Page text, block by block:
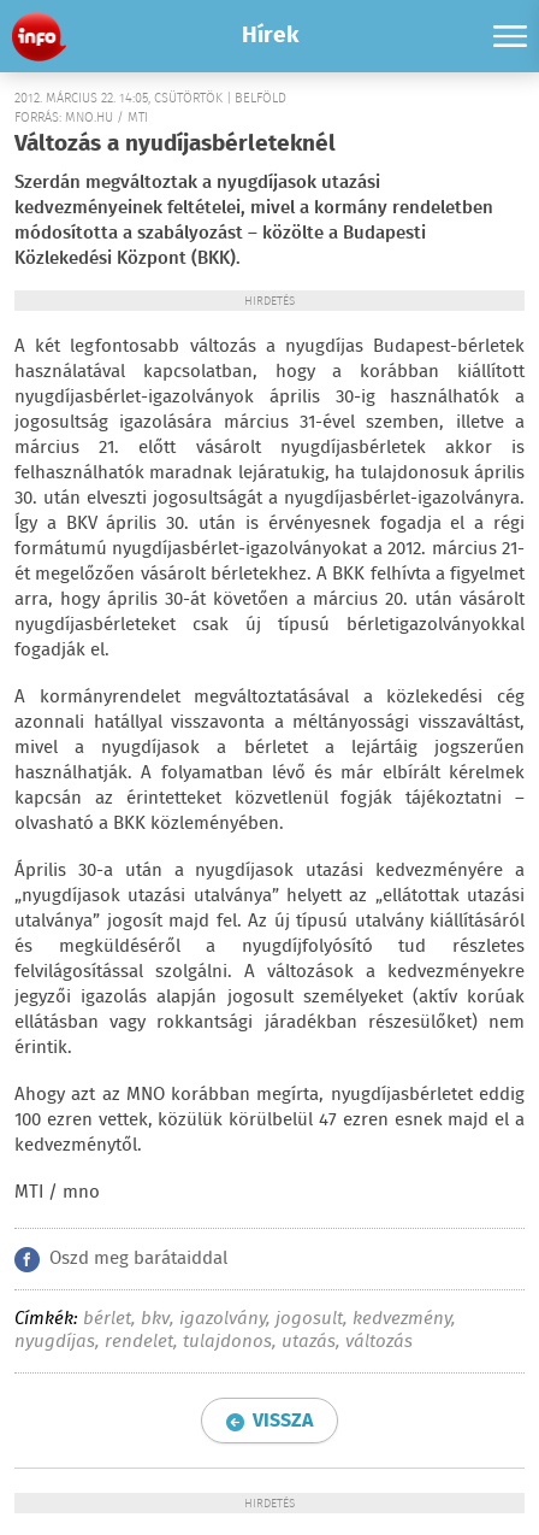
Hírek
2012. MÁRCIUS 22. 14:05, CSÜTÖRTÖK | BELFÖLD
FORRÁS: MNO.HU / MTI
Változás a nyudíjasbérleteknél
Szerdán megváltoztak a nyugdíjasok utazási
kedvezményeinek feltételei, mivel a kormány rendeletben
módosította a szabályozást – közölte a Budapesti
Közlekedési Központ (BKK).
HIRDETÉS
A két legfontosabb változás a nyugdíjas Budapest-bérletek
használatával kapcsolatban, hogy a korábban kiállított
nyugdíjasbérlet-igazolványok április 30-ig használhatók a
jogosultság igazolására március 31-ével szemben, illetve a
március 21. előtt vásárolt nyugdíjasbérletek akkor is
felhasználhatók maradnak lejáratukig, ha tulajdonosuk április
30. után elveszti jogosultságát a nyugdíjasbérlet-igazolványra.
Így a BKV április 30. után is érvényesnek fogadja el a régi
formátumú nyugdíjasbérlet-igazolványokat a 2012. március 21-
ét megelőzően vásárolt bérletekhez. A BKK felhívta a figyelmet
arra, hogy április 30-át követően a március 20. után vásárolt
nyugdíjasbérleteket csak új típusú bérletigazolványokkal
fogadják el.
A kormányrendelet megváltoztatásával a közlekedési cég
azonnali hatállyal visszavonta a méltányossági visszaváltást,
mivel a nyugdíjasok a bérletet a lejártáig jogszerűen
használhatják. A folyamatban lévő és már elbírált kérelmek
kapcsán az érintetteket közvetlenül fogják tájékoztatni –
olvasható a BKK közleményében.
Április 30-a után a nyugdíjasok utazási kedvezményére a
„nyugdíjasok utazási utalványa” helyett az „ellátottak utazási
utalványa” jogosít majd fel. Az új típusú utalvány kiállításáról
és megküldéséről a nyugdíjfolyósító tud részletes
felvilágosítással szolgálni. A változások a kedvezményekre
jegyzői igazolás alapján jogosult személyeket (aktív korúak
ellátásban vagy rokkantsági járadékban részesülőket) nem
érintik.
Ahogy azt az MNO korábban megírta, nyugdíjasbérletet eddig
100 ezren vettek, közülük körülbelül 47 ezren esnek majd el a
kedvezménytől.
MTI / mno
Oszd meg barátaiddal
Címkék: bérlet, bkv, igazolvány,jogosult, kedvezmény,
nyugdíjas, rendelet, tulajdonos, utazás, változás
VISSZA
HIRDETÉS